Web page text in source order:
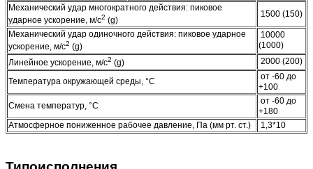
Механический удар многократного действия: пиковое
ударное ускорение, м/с2 (g)
1500 (150)
Механический удар одиночного действия: пиковое ударное
ускорение, м/с2 (g)
10000
(1000)
Линейное ускорение, м/с2 (g) 2000 (200)
Температура окружающей среды, °C
от -60 до
+100
Смена температур, °C
от -60 до
+180
Атмосферное пониженное рабочее давление, Па (мм рт. ст.)
1,3*10